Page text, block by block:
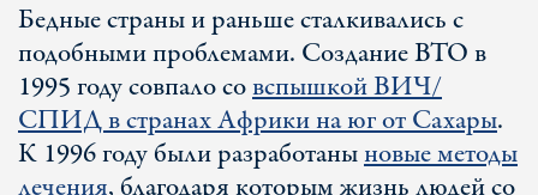
Бедные страны и раньше сталкивались с
подобными проблемами. Создание ВТО в
1995 году совпало совспышкой ВИЧ/
СПИД в странах Африки на юг от Сахары.
К 1996 году были разработаныновые методы